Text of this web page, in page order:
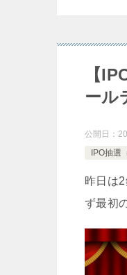
【
ール
公開日：
IPO抽選
昨日は
ず最初